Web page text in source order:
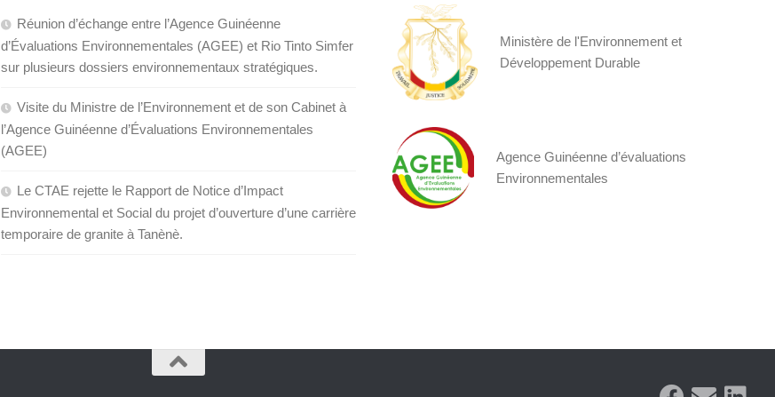
Réunion d’échange entre l’Agence Guinéenne
d’Évaluations Environnementales (AGEE) et Rio Tinto Simfer
sur plusieurs dossiers environnementaux stratégiques.
Visite du Ministre de l’Environnement et de son Cabinet à
l’Agence Guinéenne d’Évaluations Environnementales
(AGEE)
Le CTAE rejette le Rapport de Notice d’Impact
Environnemental et Social du projet d’ouverture d’une carrière
temporaire de granite à Tanènè.
Ministère de l'Environnement et
Développement Durable
Agence Guinéenne d’évaluations
Environnementales